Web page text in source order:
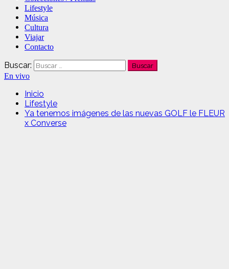
Lifestyle
Música
Cultura
Viajar
Contacto
Buscar:
En vivo
Inicio
Lifestyle
Ya tenemos imágenes de las nuevas GOLF le FLEUR
x Converse